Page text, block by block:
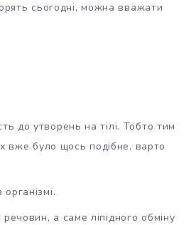
сьогодні, можна вважати
до утворень на тілі. Тобто тим
вже було щось подібне, варто
а саме ліпідного обміну